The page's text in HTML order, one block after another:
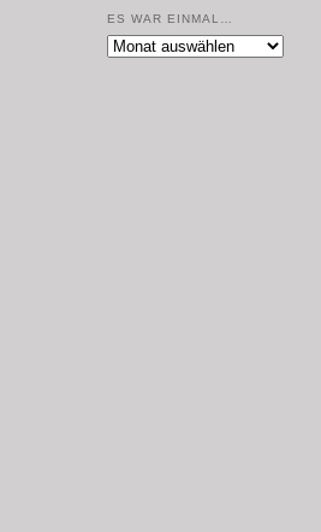
ES WAR EINMAL…
Es